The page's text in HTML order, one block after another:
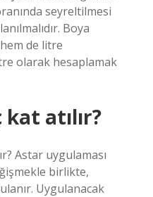
seyreltilmesi
Boya
de litre
olarak hesaplamak
atılır?
Astar uygulaması
birlikte,
Uygulanacak